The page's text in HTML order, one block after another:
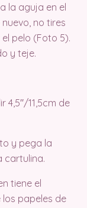
la aguja en el
no tires
pelo (Foto 5).
y teje.
11,5cm de
y pega la
cartulina.
tiene el
papeles de